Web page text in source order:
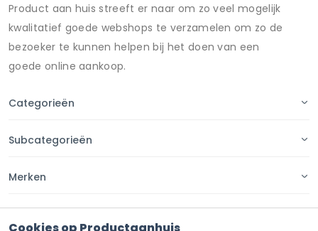
Product aan huis streeft er naar om zo veel mogelijk
kwalitatief goede webshops te verzamelen om zo de
bezoeker te kunnen helpen bij het doen van een
goede online aankoop.
Categorieën
Subcategorieën
Merken